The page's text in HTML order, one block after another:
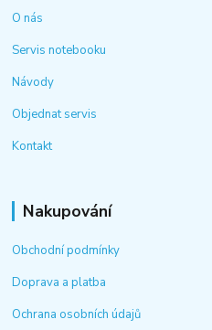
O nás
Servis notebooku
Návody
Objednat servis
Kontakt
Nakupování
Obchodní podmínky
Doprava a platba
Ochrana osobních údajů